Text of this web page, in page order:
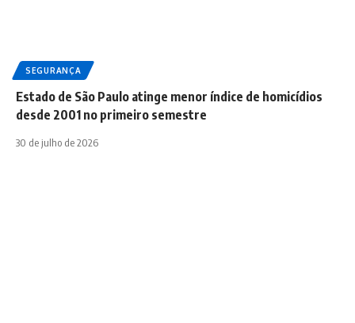
SEGURANÇA
Estado de São Paulo atinge menor índice de homicídios
desde 2001 no primeiro semestre
30 de julho de 2026